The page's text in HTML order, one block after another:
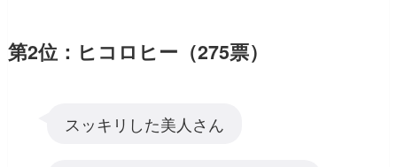
第2位：ヒコロヒー（275票）
スッキリした美人さん